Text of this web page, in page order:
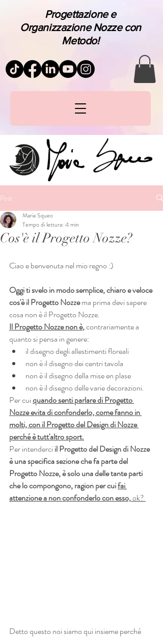
Progettazione e
Organizzazione Nozze con
Metodo!
Post
Cos'è il Progetto Nozze?
Maria Squeo
Tempo di lettura: 4 min
Ciao e benvenuta nel mio regno :)
Oggi ti svelo in modo semplice, chiaro e veloce
cos'è il Progetto Nozze ma prima devi sapere
cosa non è il Progetto Nozze.
Il Progetto Nozze non è, contrariamente a
quanto si pensa in genere:
il disegno degli allestimenti floreali
non è il disegno dei centri tavola
non è il disegno della mise en plase
non è il disegno delle varie decorazioni.
Per cui quando senti parlare di Progetto
Nozze evita di confonderlo, come fanno in
molti, con il Progetto del Design di Nozze
perché è tutt'altro sport.
Per intenderci il Progetto del Design di Nozze
è una specifica sezione che fa parte del
Progetto Nozze, è solo una delle tante parti
che lo compongono, ragion per cui fai
attenzione a non confonderlo con esso, ok?
Detto questo noi siamo qui insieme perché